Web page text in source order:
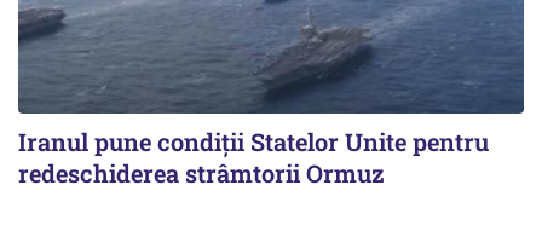
Iranul pune condiții Statelor Unite pentru
redeschiderea strâmtorii Ormuz